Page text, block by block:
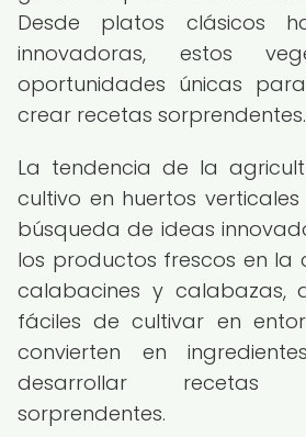
Desde platos clásicos
innovadoras, estos
oportunidades únicas
crear recetas sorprendentes.
La tendencia de la
cultivo en huertos
búsqueda de ideas
los productos frescos en la
calabacines y calabazas,
fáciles de cultivar en
convierten en
desarrollar
sorprendentes.